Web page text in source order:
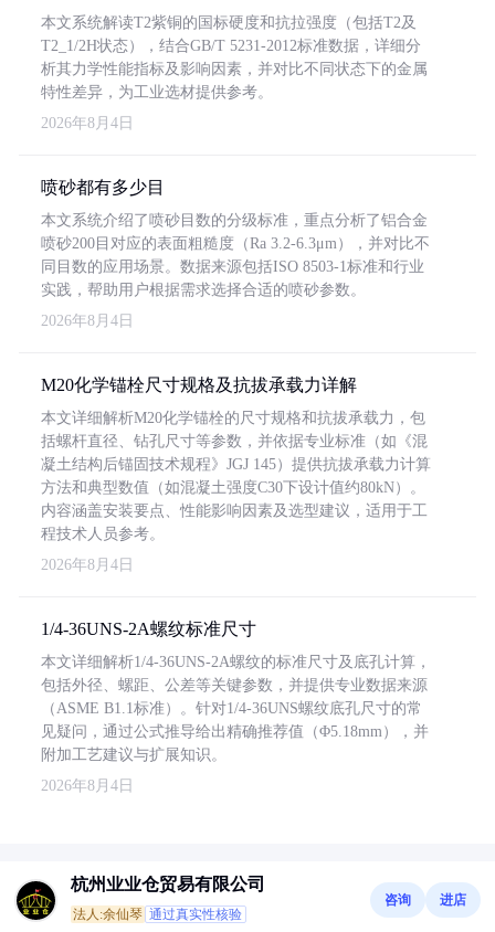
本文系统解读T2紫铜的国标硬度和抗拉强度（包括T2及
T2_1/2H状态），结合GB/T 5231-2012标准数据，详细分
析其力学性能指标及影响因素，并对比不同状态下的金属
特性差异，为工业选材提供参考。
2026年8月4日
喷砂都有多少目
本文系统介绍了喷砂目数的分级标准，重点分析了铝合金
喷砂200目对应的表面粗糙度（Ra 3.2-6.3μm），并对比不
同目数的应用场景。数据来源包括ISO 8503-1标准和行业
实践，帮助用户根据需求选择合适的喷砂参数。
2026年8月4日
M20化学锚栓尺寸规格及抗拔承载力详解
本文详细解析M20化学锚栓的尺寸规格和抗拔承载力，包
括螺杆直径、钻孔尺寸等参数，并依据专业标准（如《混
凝土结构后锚固技术规程》JGJ 145）提供抗拔承载力计算
方法和典型数值（如混凝土强度C30下设计值约80kN）。
内容涵盖安装要点、性能影响因素及选型建议，适用于工
程技术人员参考。
2026年8月4日
1/4-36UNS-2A螺纹标准尺寸
本文详细解析1/4-36UNS-2A螺纹的标准尺寸及底孔计算，
包括外径、螺距、公差等关键参数，并提供专业数据来源
（ASME B1.1标准）。针对1/4-36UNS螺纹底孔尺寸的常
见疑问，通过公式推导给出精确推荐值（Φ5.18mm），并
附加工艺建议与扩展知识。
2026年8月4日
杭州业业仓贸易有限公司
法人:余仙琴 通过真实性核验
咨询 进店